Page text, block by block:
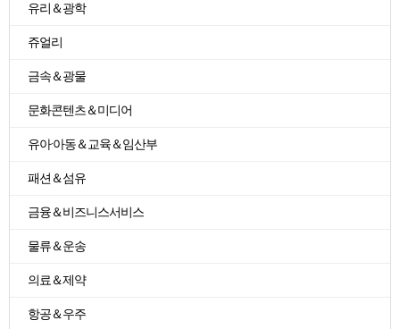
유리＆광학
쥬얼리
금속＆광물
문화콘텐츠＆미디어
유아·아동＆교육＆임산부
패션＆섬유
금융＆비즈니스서비스
물류＆운송
의료＆제약
항공＆우주